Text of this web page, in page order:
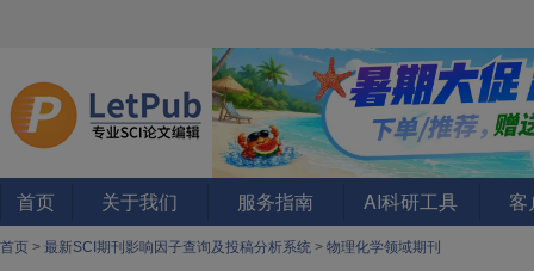
首页 关于我们 服务指南 AI科研工具 客
首页 > 最新SCI期刊影响因子查询及投稿分析系统 > 物理化学领域期刊